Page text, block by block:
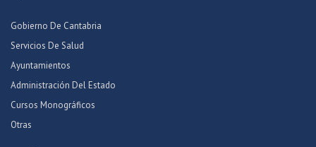
Gobierno De Cantabria
Servicios De Salud
Ayuntamientos
Administración Del Estado
Cursos Monográficos
Otras